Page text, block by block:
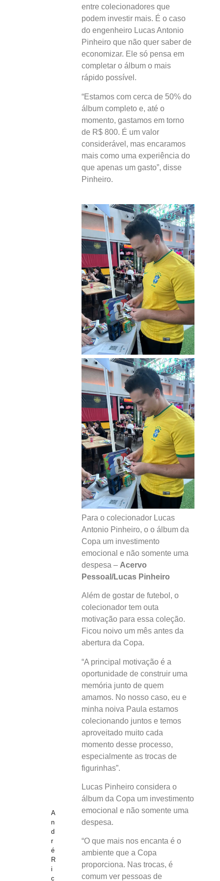
A
n
d
r
é
R
i
c
entre colecionadores que
podem investir mais. É o caso
do engenheiro Lucas Antonio
Pinheiro que não quer saber de
economizar. Ele só pensa em
completar o álbum o mais
rápido possível.
“Estamos com cerca de 50% do
álbum completo e, até o
momento, gastamos em torno
de R$ 800. É um valor
considerável, mas encaramos
mais como uma experiência do
que apenas um gasto”, disse
Pinheiro.
Para o colecionador Lucas
Antonio Pinheiro, o o álbum da
Copa um investimento
emocional e não somente uma
despesa – Acervo
Pessoal/Lucas Pinheiro
Além de gostar de futebol, o
colecionador tem outa
motivação para essa coleção.
Ficou noivo um mês antes da
abertura da Copa.
“A principal motivação é a
oportunidade de construir uma
memória junto de quem
amamos. No nosso caso, eu e
minha noiva Paula estamos
colecionando juntos e temos
aproveitado muito cada
momento desse processo,
especialmente as trocas de
figurinhas”.
Lucas Pinheiro considera o
álbum da Copa um investimento
emocional e não somente uma
despesa.
“O que mais nos encanta é o
ambiente que a Copa
proporciona. Nas trocas, é
comum ver pessoas de